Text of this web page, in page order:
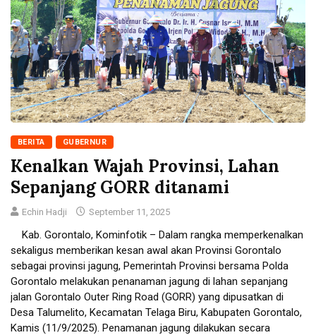
BERITA GUBERNUR
Kenalkan Wajah Provinsi, Lahan
Sepanjang GORR ditanami
Echin Hadji September 11, 2025
Kab. Gorontalo, Kominfotik – Dalam rangka memperkenalkan
sekaligus memberikan kesan awal akan Provinsi Gorontalo
sebagai provinsi jagung, Pemerintah Provinsi bersama Polda
Gorontalo melakukan penanaman jagung di lahan sepanjang
jalan Gorontalo Outer Ring Road (GORR) yang dipusatkan di
Desa Talumelito, Kecamatan Telaga Biru, Kabupaten Gorontalo,
Kamis (11/9/2025). Penamanan jagung dilakukan secara